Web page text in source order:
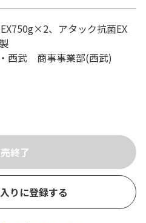
、アタック抗菌EX
西武 商事事業部(西武)
りに登録する